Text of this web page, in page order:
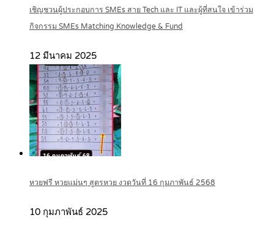
เชิญชวนผู้ประกอบการ SMEs สาย Tech และ IT และผู้ที่สนใจ เข้าร่วม
กิจกรรม SMEs Matching Knowledge & Fund
12 มีนาคม 2025
หวยฟรี หวยแม่นๆ สูตรหวย งวดวันที่ 16 กุมภาพันธ์ 2568
10 กุมภาพันธ์ 2025